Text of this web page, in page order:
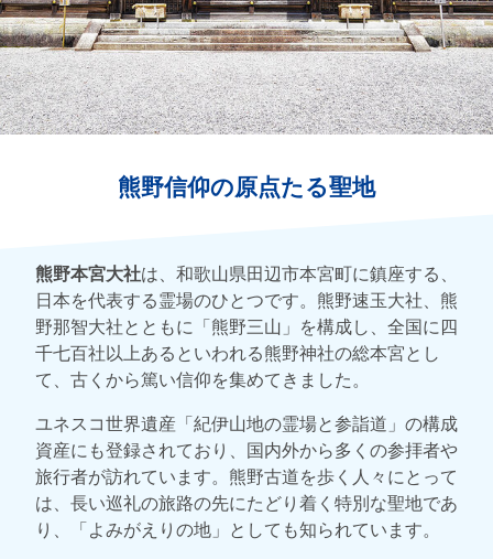
熊野信仰の原点たる聖地
熊野本宮大社は、和歌山県田辺市本宮町に鎮座する、
日本を代表する霊場のひとつです。熊野速玉大社、熊
野那智大社とともに「熊野三山」を構成し、全国に四
千七百社以上あるといわれる熊野神社の総本宮とし
て、古くから篤い信仰を集めてきました。
ユネスコ世界遺産「紀伊山地の霊場と参詣道」の構成
資産にも登録されており、国内外から多くの参拝者や
旅行者が訪れています。熊野古道を歩く人々にとって
は、長い巡礼の旅路の先にたどり着く特別な聖地であ
り、「よみがえりの地」としても知られています。